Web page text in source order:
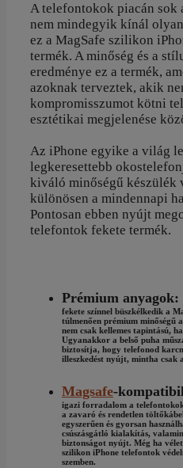
A telefontokok piacán sok
nem mindegyik kínál
ez a MagSafe szilikon
termék. A minőség és a
eredménye ez a termék,
azoknak terveztek, akik
kompromisszumot kötni
esztétikai megjelenése
Az iPhone egyike a világ
legkeresettebb
kiváló minőségű készülék
különösen a mindennapi
Pontosan ebben nyújt
telefontok fekete termék.
Prémium anyagok:
fekete színnel büszkélkedik a
túlmenően prémium minőségű
nem csak kellemes tapintású,
Ugyanakkor a belső puha
biztosítja, hogy telefonod
illeszkedést nyújt, mintha csak
Magsafe-
igazi forradalom a
a zavaró és rendetlen
egyszerűen és gyorsan
csúszásgátló kialakítás,
biztonságot nyújt. Még ha
szilikon iPhone telefontok
szemben.